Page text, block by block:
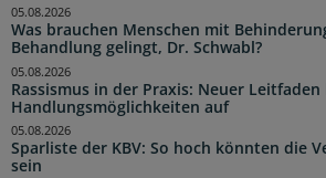
Was brauchen Menschen mit
Behandlung gelingt, Dr. Schwabl?
05.08.2026
Rassismus in der Praxis: Neuer
Handlungsmöglichkeiten auf
05.08.2026
Sparliste der KBV: So hoch könnten die
sein
05.08.2026